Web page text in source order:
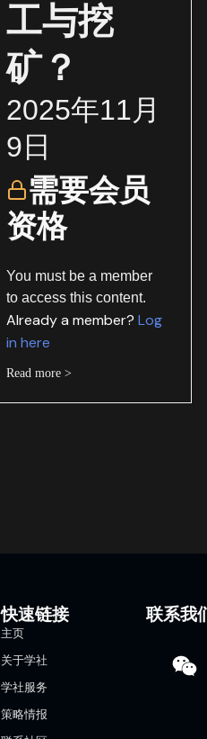
工与挖
矿？
2025年11月
9日
需要会员
资格
You must be a member
to access this content.
Already a member?Log
in here
Read more >
快速链接
主页
关于学社
学社服务
策略情报
联系我